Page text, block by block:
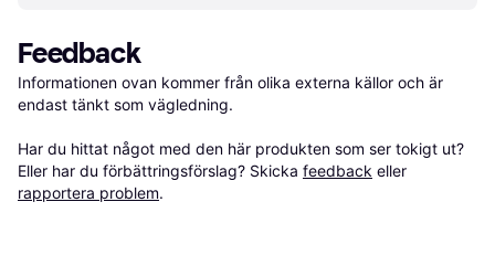
Feedback
Informationen ovan kommer från olika externa källor och är
endast tänkt som vägledning.
Har du hittat något med den här produkten som ser tokigt ut?
Eller har du förbättringsförslag? Skicka feedback eller
rapportera problem.